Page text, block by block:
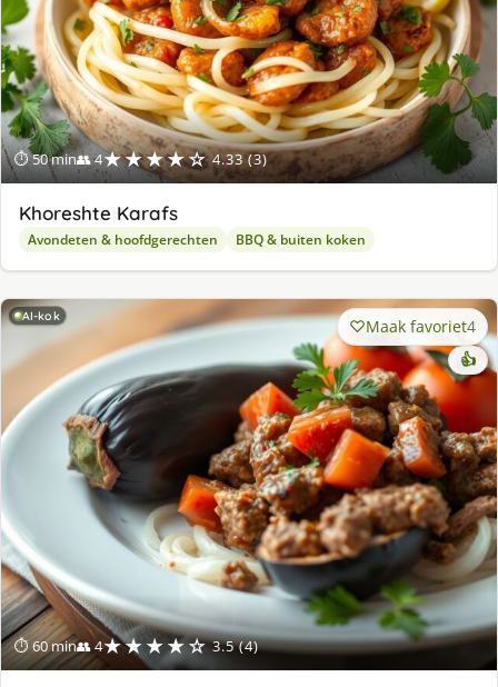
⏱ 50 min👥 4★★★★☆ 4.33 (3)
Khoreshte Karafs
Avondeten & hoofdgerechten BBQ & buiten koken
AI-kok
⏱ 60 min👥 4★★★★☆ 3.5 (4)
Maak favoriet4
👍